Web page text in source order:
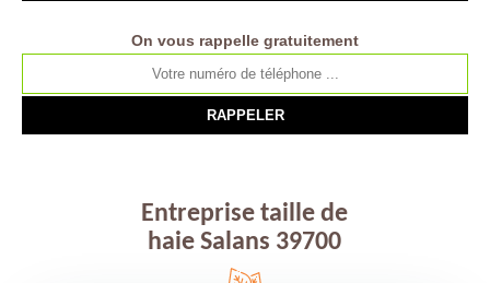
On vous rappelle gratuitement
Entreprise taille de
haie Salans 39700